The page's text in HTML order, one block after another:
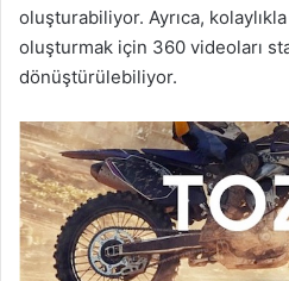
oluşturabiliyor. Ayrıca,
oluşturmak için 360 videoları
dönüştürülebiliyor.